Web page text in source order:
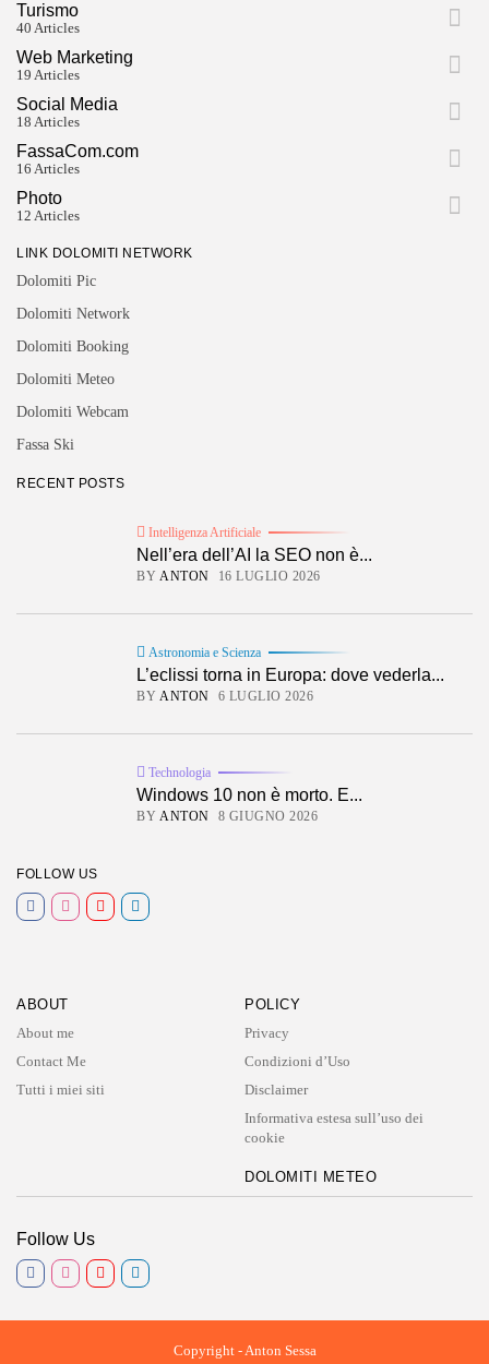
Turismo
40 Articles
Web Marketing
19 Articles
Social Media
18 Articles
FassaCom.com
16 Articles
Photo
12 Articles
LINK DOLOMITI NETWORK
Dolomiti Pic
Dolomiti Network
Dolomiti Booking
Dolomiti Meteo
Dolomiti Webcam
Fassa Ski
RECENT POSTS
Intelligenza Artificiale
Nell’era dell’AI la SEO non è...
BY ANTON 16 LUGLIO 2026
Astronomia e Scienza
L’eclissi torna in Europa: dove vederla...
BY ANTON 6 LUGLIO 2026
Technologia
Windows 10 non è morto. E...
BY ANTON 8 GIUGNO 2026
FOLLOW US
ABOUT
About me
Contact Me
Tutti i miei siti
POLICY
Privacy
Condizioni d’Uso
Disclaimer
Informativa estesa sull’uso dei
cookie
DOLOMITI METEO
Follow Us
Copyright - Anton Sessa